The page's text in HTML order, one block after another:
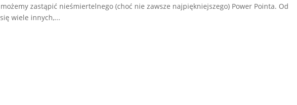
zastąpić nieśmiertelnego (choć nie zawsze najpiękniejszego) Power Pointa. Od
wiele innych,...